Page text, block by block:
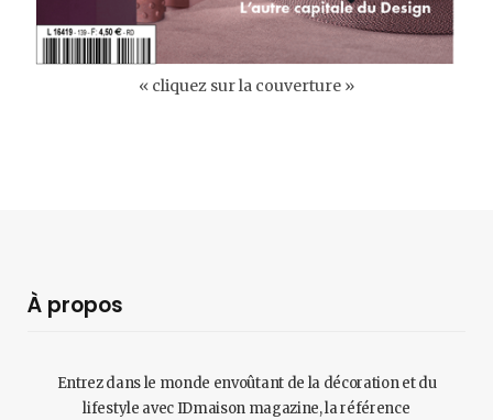
« cliquez sur la couverture »
À propos
Entrez dans le monde envoûtant de la décoration et du
lifestyle avec IDmaison magazine, la référence